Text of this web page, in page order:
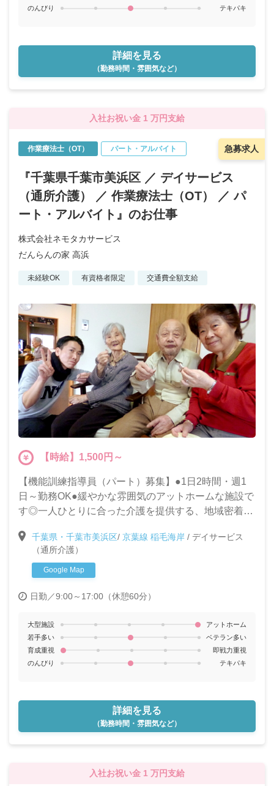
のんびり
テキパキ
詳細を見る
（勤務時間・雰囲気など）
入社お祝い金 1 万円支給
急募求人
作業療法士（OT） パート・アルバイト
『千葉県千葉市美浜区 ／ デイサービス
（通所介護） ／ 作業療法士（OT） ／ パ
ート・アルバイト』のお仕事
株式会社ネモタカサービス
だんらんの家 高浜
未経験OK 有資格者限定 交通費全額支給
【時給】1,500円～
【機能訓練指導員（パート）募集】●1日2時間・週1
日～勤務OK●緩やかな雰囲気のアットホームな施設で
す◎一人ひとりに合った介護を提供する、地域密着型
る方も大募集!!
千葉県・千葉市美浜区/ 京葉線 稲毛海岸 / デイサービス
（通所介護）
Google Map
日勤／9:00～17:00（休憩60分）
大型施設
アットホーム
若手多い
ベテラン多い
育成重視
即戦力重視
のんびり
テキパキ
詳細を見る
（勤務時間・雰囲気など）
入社お祝い金 1 万円支給